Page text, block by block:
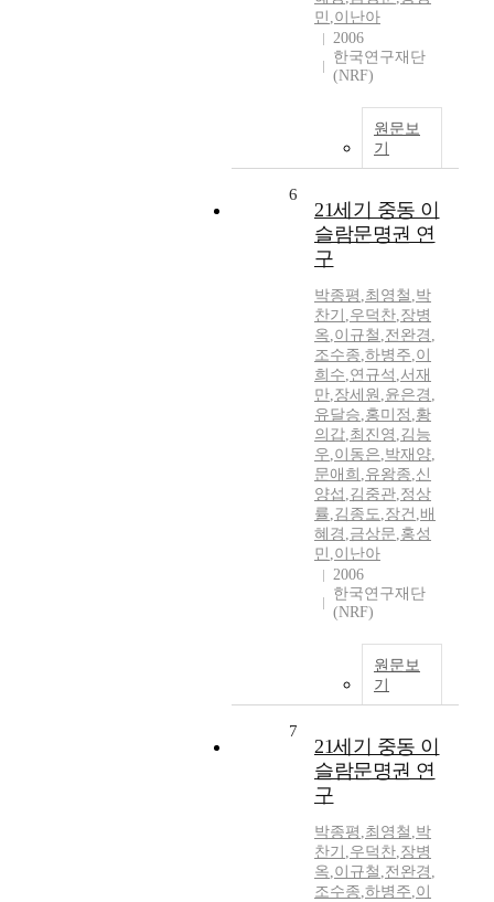
민 ,이난아
2006
한국연구재단
(NRF)
원문보
기
6
21세기 중동 이
슬람문명권 연
구
박종평 ,최영철 ,박
찬기 ,우덕찬,장병
옥,이규철 ,전완경 ,
조수종,하병주,이
희수,연규석 ,서재
만,장세원 ,윤은경 ,
유달승,홍미정 ,황
의갑,최진영 ,김능
우,이동은,박재양,
문애희 ,유왕종,신
양섭 ,김중관,정상
률,김종도,장건 ,배
혜경 ,금상문,홍성
민 ,이난아
2006
한국연구재단
(NRF)
원문보
기
7
21세기 중동 이
슬람문명권 연
구
박종평 ,최영철 ,박
찬기 ,우덕찬,장병
옥,이규철 ,전완경 ,
조수종,하병주,이